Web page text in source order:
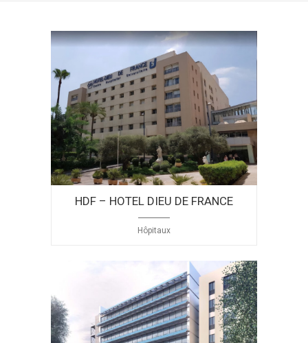
HDF – HOTEL DIEU DE FRANCE
Hôpitaux